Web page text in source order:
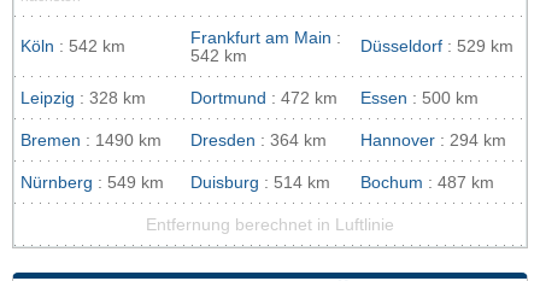
Köln : 542 km Frankfurt am Main :
542 km
Düsseldorf : 529 km
Leipzig : 328 km Dortmund : 472 km Essen : 500 km
Bremen : 1490 km Dresden : 364 km Hannover : 294 km
Nürnberg : 549 km Duisburg : 514 km Bochum : 487 km
Entfernung berechnet in Luftlinie